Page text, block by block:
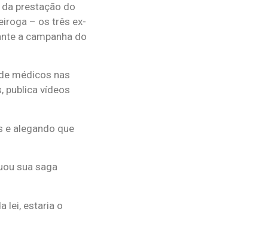
prestação do
– os três ex-
a campanha do
médicos nas
publica vídeos
e alegando que
sua saga
lei, estaria o